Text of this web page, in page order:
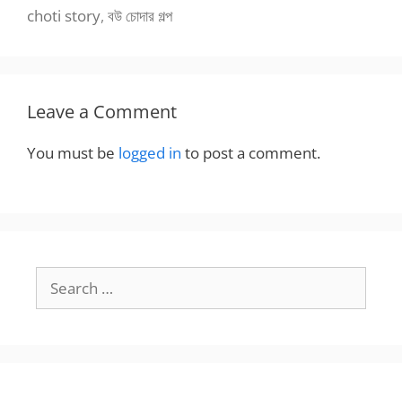
choti story, বউ চোদার গল্প
Leave a Comment
You must be logged in to post a comment.
for: